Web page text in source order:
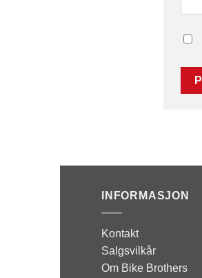
INFORMASJON
Kontakt
Salgsvilkår
Om Bike Brothers